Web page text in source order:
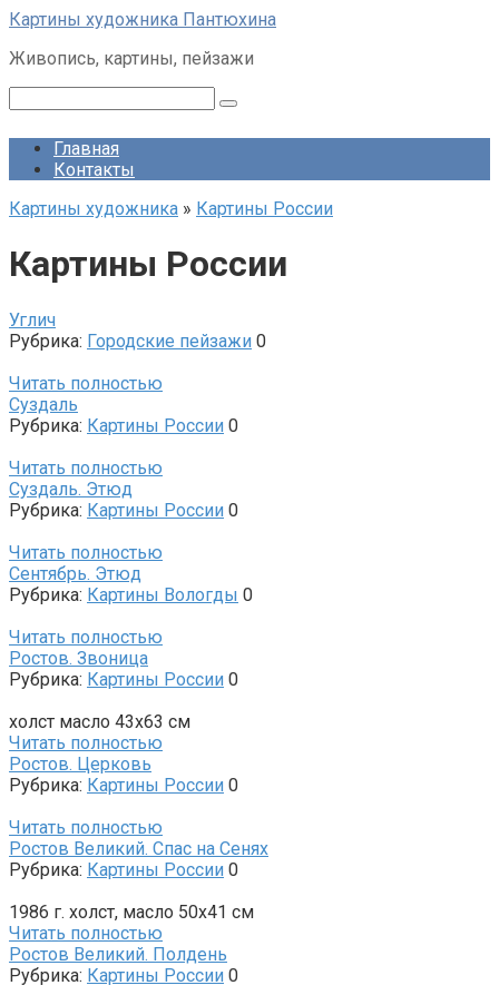
Перейти
контенту
Картины художника Пантюхина
Живопись, картины, пейзажи
Главная
Контакты
Картины художника » Картины России
Картины России
Углич
Рубрика: Городские пейзажи 0
Читать полностью
Суздаль
Рубрика: Картины России 0
Читать полностью
Суздаль. Этюд
Рубрика: Картины России 0
Читать полностью
Сентябрь. Этюд
Рубрика: Картины Вологды 0
Читать полностью
Ростов. Звоница
Рубрика: Картины России 0
холст масло 43х63 см
Читать полностью
Ростов. Церковь
Рубрика: Картины России 0
Читать полностью
Ростов Великий. Спас на Сенях
Рубрика: Картины России 0
1986 г. холст, масло 50х41 см
Читать полностью
Ростов Великий. Полдень
Рубрика: Картины России 0